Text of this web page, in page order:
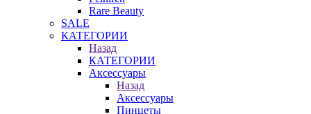
Rare Beauty
SALE
КАТЕГОРИИ
Назад
КАТЕГОРИИ
Аксессуары
Назад
Аксессуары
Пинцеты